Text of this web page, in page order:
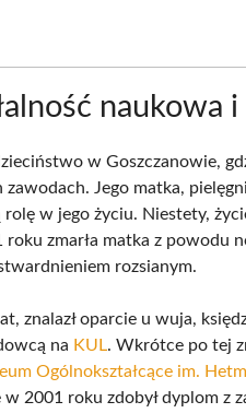
naukowa i
w Goszczanowie,
Jego matka,
w jego życiu. Niestety,
zmarła matka z powodu
rozsianym.
znalazł oparcie u wuja,
na KUL. Wkrótce po tej
Ogólnokształcące im.
2001 roku zdobył dyplom z